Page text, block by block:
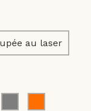
au laser